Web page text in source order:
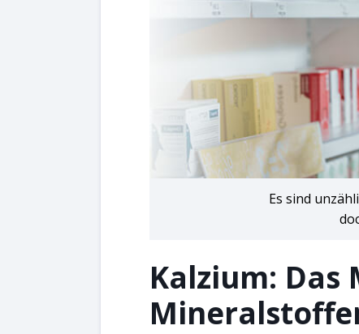
Es sind
Kalzium: